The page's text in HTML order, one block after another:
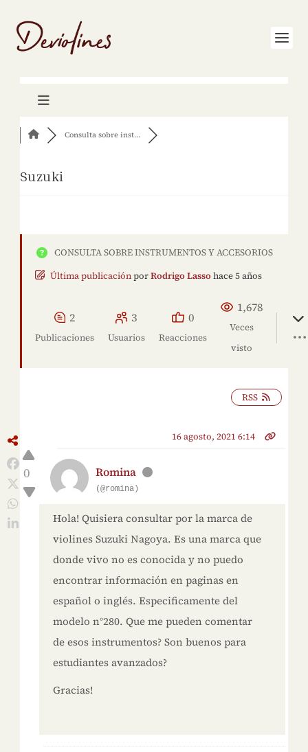
Consulta sobre inst...
Suzuki
CONSULTA SOBRE INSTRUMENTOS Y ACCESORIOS
Última publicaciónporRodrigo Lasso hace 5 años
2
Publicaciones
3
Usuarios
0
Reacciones
1,678
Veces
visto
RSS
0
16 agosto, 2021 6:14
Romina
(@romina)
Hola! Quisiera consultar por la marca de
violines Suzuki Nagoya. Es una marca que
donde vivo no es conocida y no puedo
encontrar información en paginas en
español o inglés. Especificamente del
modelo n°280. Que me pueden comentar
de esos instrumentos? Son buenos para
estudiantes avanzados?
Gracias!